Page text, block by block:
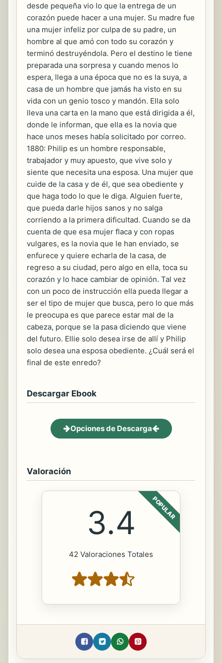
desde pequeña vio lo que la entrega de un
corazón puede hacer a una mujer. Su madre fue
una mujer infeliz por culpa de su padre, un
hombre al que amó con todo su corazón y
terminó destruyéndola. Pero el destino le tiene
preparada una sorpresa y cuando menos lo
espera, llega a una época que no es la suya, a
casa de un hombre que jamás ha visto en su
vida con un genio tosco y mandón. Ella solo
lleva una carta en la mano que está dirigida a él,
donde le informan, que ella es la novia que
hace unos meses había solicitado por correo.
1880: Philip es un hombre responsable,
trabajador y muy apuesto, que vive solo y
siente que necesita una esposa. Una mujer que
cuide de la casa y de él, que sea obediente y
que haga todo lo que le diga. Alguien fuerte,
que pueda darle hijos sanos y no salga
corriendo a la primera dificultad. Cuando se da
cuenta de que esa mujer flaca y con ropas
vulgares, es la novia que le han enviado, se
enfurece y quiere echarla de la casa, de
regreso a su ciudad, pero algo en ella, toca su
corazón y lo hace cambiar de opinión. Tal vez
con un poco de instrucción ella pueda llegar a
ser el tipo de mujer que busca, pero lo que más
le preocupa es que parece estar mal de la
cabeza, porque se la pasa diciendo que viene
del futuro. Ellie solo desea irse de allí y Philip
solo desea una esposa obediente. ¿Cuál será el
final de este enredo?
Descargar Ebook
Opciones de Descarga
Valoración
POPULAR
3.4
42 Valoraciones Totales